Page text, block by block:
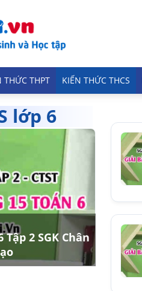
THỨC THPT KIẾN THỨC THCS
lớp 6
2 SGK Chân